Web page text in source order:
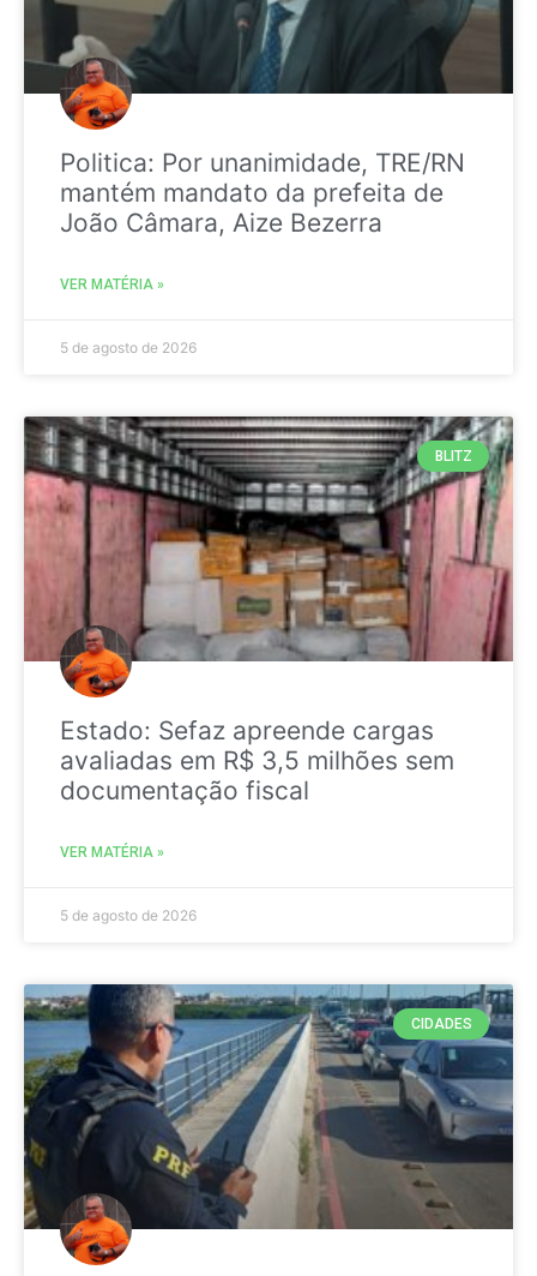
Politica: Por unanimidade, TRE/RN
mantém mandato da prefeita de
João Câmara, Aize Bezerra
VER MATÉRIA »
5 de agosto de 2026
BLITZ
Estado: Sefaz apreende cargas
avaliadas em R$ 3,5 milhões sem
documentação fiscal
VER MATÉRIA »
5 de agosto de 2026
CIDADES